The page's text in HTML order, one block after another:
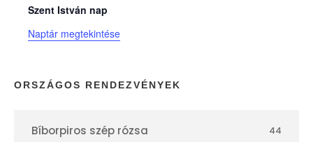
n
a
p
Szent István nap
Naptár megtekintése
ORSZÁGOS RENDEZVÉNYEK
Bíborpiros szép rózsa 44